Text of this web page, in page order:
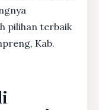
pilihan terbaik
Kab.